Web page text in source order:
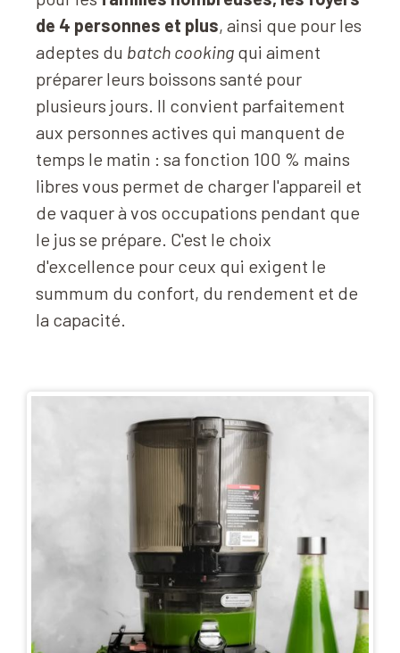
de 4 personnes et plus, ainsi que pour les
adeptes du batch cooking qui aiment
préparer leurs boissons santé pour
plusieurs jours. Il convient parfaitement
aux personnes actives qui manquent de
temps le matin : sa fonction 100 % mains
libres vous permet de charger l'appareil et
de vaquer à vos occupations pendant que
le jus se prépare. C'est le choix
d'excellence pour ceux qui exigent le
summum du confort, du rendement et de
la capacité.